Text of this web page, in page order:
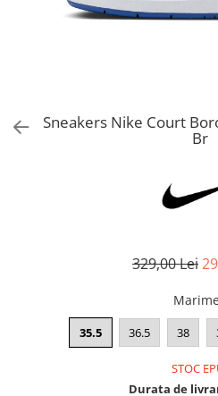
Bluze fotbal copii
Sorturi fotbal femei
Sneakers Nike Court
Br
329,00 Lei
35.5 36.5 38
STOC
Durata de